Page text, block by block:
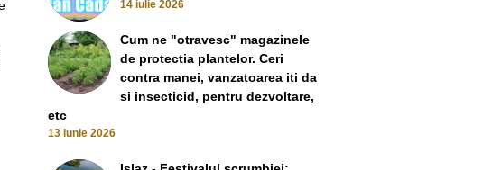
Șoc! Liviu Dragnea a venit cu
alte obiceiuri din pușcărie.
Irinuca l-a părăsit sau lui
Dragnea îi plac codrinii?!
Liviu Dragnea a fost făcut ca
ultimul gușfarete. Irina – Trec
te-am regulat cum trebuie?
14 iulie 2026
Cum ne "otravesc" magazinele
de protectia plantelor. Ceri
contra manei, vanzatoarea iti da
si insecticid, pentru dezvoltare,
etc
13 iunie 2026